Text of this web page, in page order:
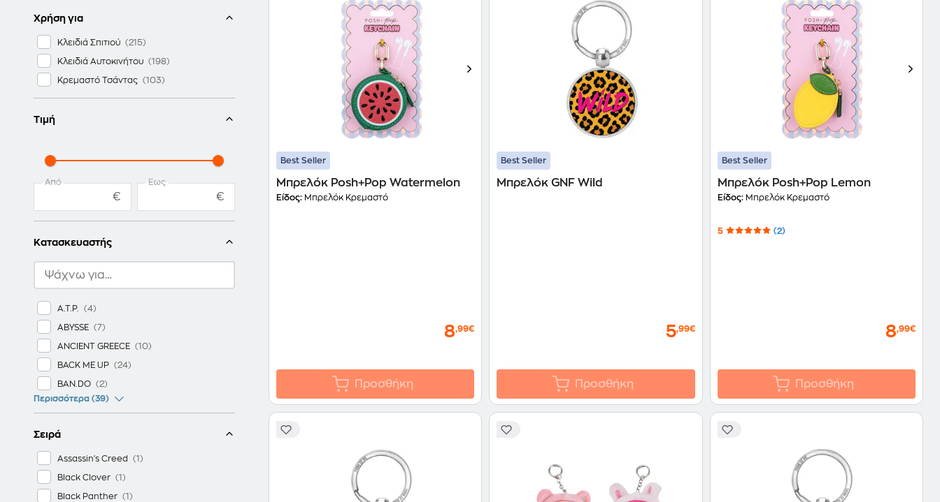
Χρήση για
Κλειδιά Σπιτιού
Κλειδιά Αυτοκινήτου
Κρεμαστό Τσάντας
Τιμή
Από
€
Έως
€
Κατασκευαστής
A.T.P.
ABYSSE
ANCIENT GREECE
BACK ME UP
BAN.DO
Περισσότερα (39)
Σειρά
Assassin's Creed
Black Clover
Black Panther
Best Seller
Μπρελόκ Posh+Pop Watermelon
Είδος: Μπρελόκ Κρεμαστό
8,99€
Προσθήκη
Best Seller
Μπρελόκ GNF Wild
5,99€
Προσθήκη
Best Seller
Μπρελόκ Posh+Pop Lemon
Είδος:Μπρελόκ Κρεμαστό
5 (2)
8,99€
Προσθήκη